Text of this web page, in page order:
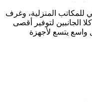
المنزلية، وغرف
الجانبين لتوفير أقصى
يتسع لأجهزة